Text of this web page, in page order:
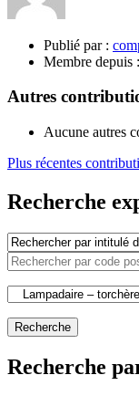
Publié par :
Membre depuis :
Autres
Aucune autres
Plus récentes
Recherche
Recherche